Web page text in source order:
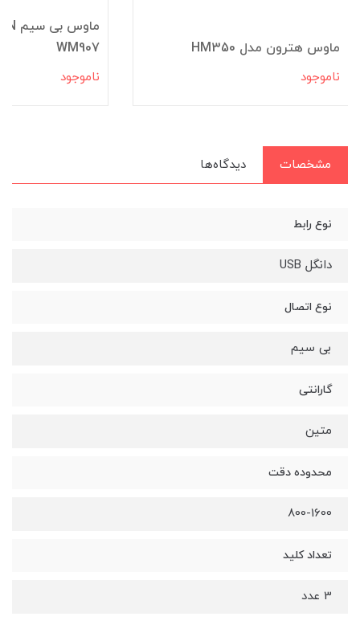
ماوس هترون مدل HM350
ناموجود
WM907
ناموجود
مشخصات دیدگاه‌ها
نوع رابط
دانگل USB
نوع اتصال
بی سیم
گارانتی
متین
محدوده دقت
800-1600
تعداد کلید
3 عدد